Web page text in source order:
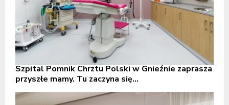
Szpital Pomnik Chrztu Polski w Gnieźnie zaprasza
przyszłe mamy. Tu zaczyna się...